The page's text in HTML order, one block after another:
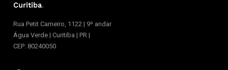
Curitiba.
Rua Petit Carneiro, 1122 | 9º andar
Água Verde | Curitiba | PR |
CEP: 80240050